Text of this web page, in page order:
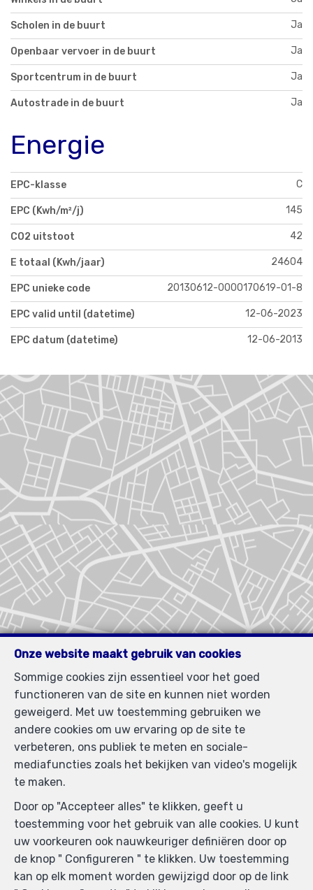
Scholen in de buurt Ja
Openbaar vervoer in de buurt Ja
Sportcentrum in de buurt Ja
Autostrade in de buurt Ja
Energie
EPC-klasse C
EPC (Kwh/m²/j) 145
CO2 uitstoot 42
E totaal (Kwh/jaar) 24604
EPC unieke code 20130612-0000170619-01-8
EPC valid until (datetime) 12-06-2023
EPC datum (datetime) 12-06-2013
Zoek op de kaart
Onze website maakt gebruik van cookies
Sommige cookies zijn essentieel voor het goed
functioneren van de site en kunnen niet worden
geweigerd. Met uw toestemming gebruiken we
andere cookies om uw ervaring op de site te
verbeteren, ons publiek te meten en sociale-
mediafuncties zoals het bekijken van video's mogelijk
te maken.
Door op "Accepteer alles" te klikken, geeft u
toestemming voor het gebruik van alle cookies. U kunt
uw voorkeuren ook nauwkeuriger definiëren door op
de knop " Configureren " te klikken. Uw toestemming
kan op elk moment worden gewijzigd door op de link